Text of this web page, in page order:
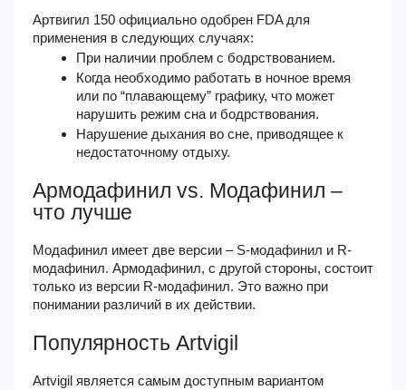
Артвигил 150 официально одобрен FDA для
применения в следующих случаях:
При наличии проблем с бодрствованием.
Когда необходимо работать в ночное время
или по “плавающему” графику, что может
нарушить режим сна и бодрствования.
Нарушение дыхания во сне, приводящее к
недостаточному отдыху.
Армодафинил vs. Модафинил –
что лучше
Модафинил имеет две версии – S-модафинил и R-
модафинил. Армодафинил, с другой стороны, состоит
только из версии R-модафинил. Это важно при
понимании различий в их действии.
Популярность Artvigil
Artvigil является самым доступным вариантом